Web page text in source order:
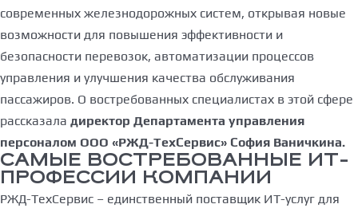
современных железнодорожных систем, открывая новые
возможности для повышения эффективности и
безопасности перевозок, автоматизации процессов
управления и улучшения качества обслуживания
пассажиров. О востребованных специалистах в этой сфере
рассказала директор Департамента управления
персоналом ООО «РЖД-ТехСервис» София Ваничкина.
САМЫЕ ВОСТРЕБОВАННЫЕ ИТ-
ПРОФЕССИИ КОМПАНИИ
РЖД-ТехСервис – единственный поставщик ИТ-услуг для